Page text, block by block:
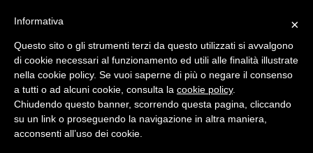
Foto
Nikon Coolpix P310 da 16.1
megapixel: la recensione
di Alessandro Moretti
×
Informativa
Questo sito o gli strumenti terzi da questo utilizzati si avvalgono
di cookie necessari al funzionamento ed utili alle finalità illustrate
nella cookie policy. Se vuoi saperne di più o negare il consenso
a tutti o ad alcuni cookie, consulta la cookie policy.
Chiudendo questo banner, scorrendo questa pagina, cliccando
su un link o proseguendo la navigazione in altra maniera,
acconsenti all’uso dei cookie.